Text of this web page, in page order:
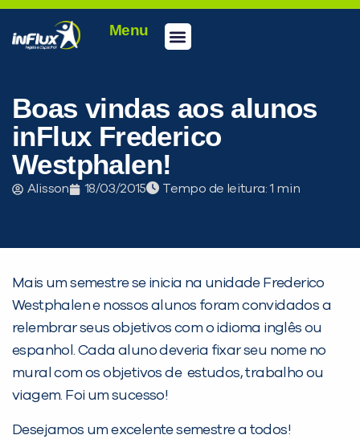
Menu
Boas vindas aos alunos
inFlux Frederico
Westphalen!
Alisson 18/03/2015 Tempo de leitura:
Mais um semestre se inicia na unidade Frederico
Westphalen e nossos alunos foram convidados a
relembrar seus objetivos com o idioma inglês ou
espanhol. Cada aluno deveria fixar seu nome no
mural com os objetivos de estudos, trabalho ou
viagem. Foi um sucesso!
Desejamos um excelente semestre a todos!
PEÇA UMA DEMONSTRAÇÃO DE MÉTODO
Desculpe!
Não encontramos nenhuma unidade
inFlux nesta cidade ou bairro que